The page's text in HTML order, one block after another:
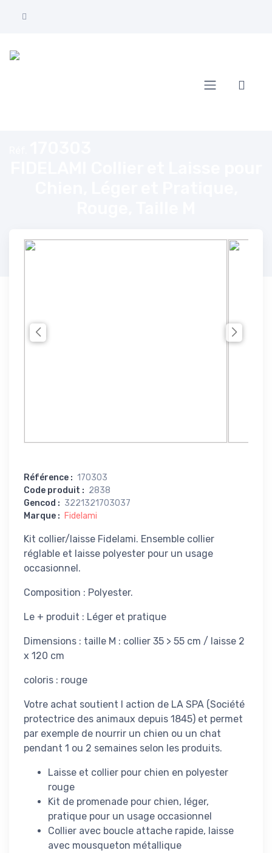
Référence : 170303
Code produit : 2838
Gencod : 3221321703037
Marque : Fidelami
Kit collier/laisse Fidelami. Ensemble collier
réglable et laisse polyester pour un usage
occasionnel.
Composition : Polyester.
Le + produit : Léger et pratique
Dimensions : taille M : collier 35 > 55 cm / laisse 2
x 120 cm
coloris : rouge
Votre achat soutient l action de LA SPA (Société
protectrice des animaux depuis 1845) et permet
par exemple de nourrir un chien ou un chat
pendant 1 ou 2 semaines selon les produits.
Laisse et collier pour chien en polyester
rouge
Kit de promenade pour chien, léger,
pratique pour un usage occasionnel
Collier avec boucle attache rapide, laisse
avec mousqueton métallique